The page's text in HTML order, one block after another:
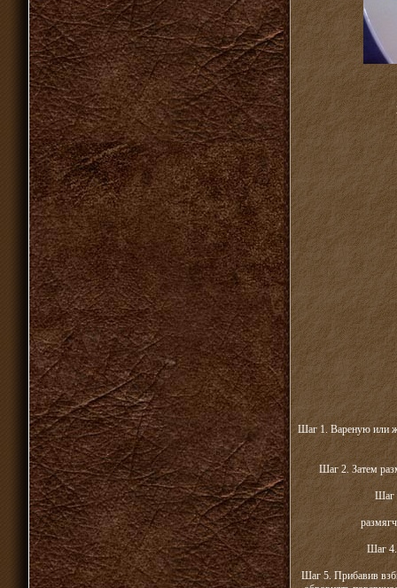
Шаг 1. Вареную или
Шаг 2. Затем
Шаг
Шаг 4.
Шаг 5. Прибавив